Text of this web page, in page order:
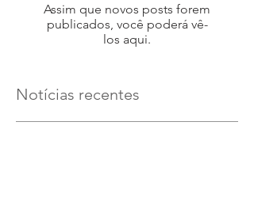
Assim que novos posts forem
publicados, você poderá vê-
los aqui.
Notícias recentes